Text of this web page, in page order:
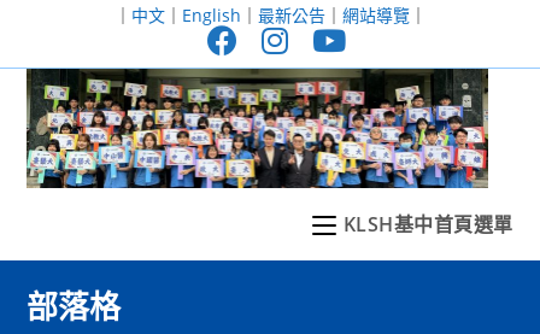
至
｜ 中文｜ English ｜ 最新公告｜ 網站導覽｜
KLSH基中首頁選單
部落格